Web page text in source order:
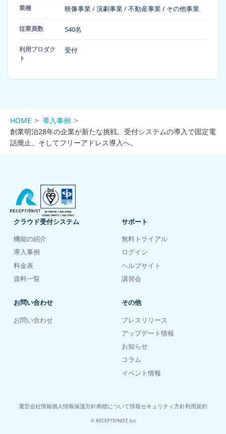
業種 映像事業 / 演劇事業 / 不動産事業 / その他事業
従業員数 540名
利用プロダク
ト
受付
HOME
導入事例
創業明治28年の企業が新たな挑戦。受付システムの導入で固定電
話廃止、そしてフリーアドレス導入へ。
クラウド受付システム
機能の紹介
導入事例
料金表
資料一覧
サポート
無料トライアル
ログイン
ヘルプサイト
講習会
お問い合わせ
お問い合わせ
その他
プレスリリース
アップデート情報
お知らせ
コラム
イベント情報
運営会社情報個人情報保護方針商標について情報セキュリティ方針利用規約
© RECEPTIONIST, Inc